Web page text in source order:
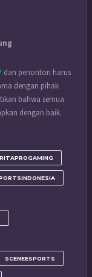
dan penonton harus
dengan pihak
bahwa semua
dengan baik.
SCENEESPORTS